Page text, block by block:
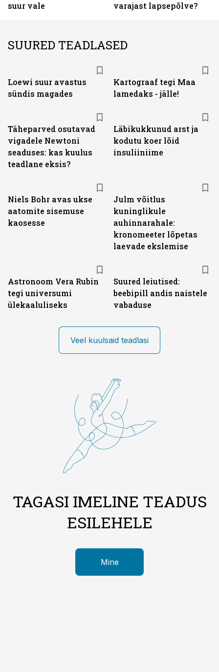
suur vale
varajast lapsepõlve?
SUURED TEADLASED
Loewi suur avastus
sündis magades
Kartograaf tegi Maa
lamedaks - jälle!
Täheparved osutavad
vigadele Newtoni
seaduses: kas kuulus
teadlane eksis?
Läbikukkunud arst ja
kodutu koer lõid
insuliiniime
Niels Bohr avas ukse
aatomite sisemuse
kaosesse
Julm võitlus
kuninglikule
auhinnarahale:
kronomeeter lõpetas
laevade ekslemise
Astronoom Vera Rubin
tegi universumi
ülekaaluliseks
Suured leiutised:
beebipill andis naistele
vabaduse
Veel kuulsaid teadlasi
TAGASI IMELINE TEADUS
ESILEHELE
Mine